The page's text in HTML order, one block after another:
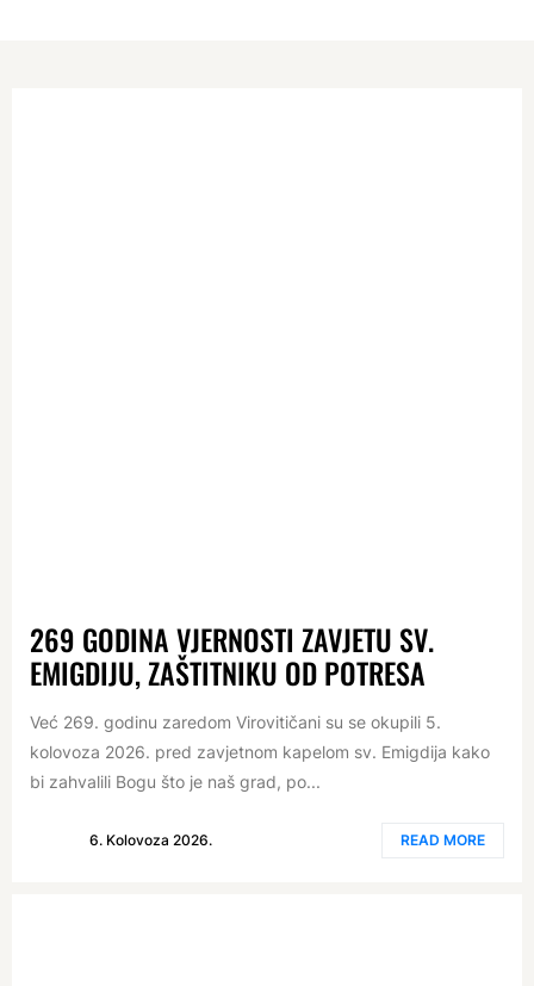
269 GODINA VJERNOSTI ZAVJETU SV.
EMIGDIJU, ZAŠTITNIKU OD POTRESA
Već 269. godinu zaredom Virovitičani su se okupili 5.
kolovoza 2026. pred zavjetnom kapelom sv. Emigdija kako
bi zahvalili Bogu što je naš grad, po...
6. Kolovoza 2026. READ MORE